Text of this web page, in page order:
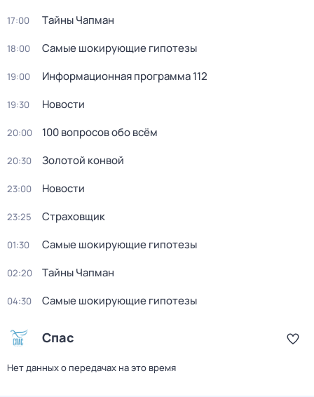
17:00 Тaйны Чапман
18:00 Самые шoкиpующие гипотезы
19:00 Информационная программа 112
19:30 Новости
20:00 100 вопросов обо всём
20:30 Золотой конвой
23:00 Новости
23:25 Страховщик
01:30 Самые шoкиpующие гипотезы
02:20 Тaйны Чапман
04:30 Самые шoкиpующие гипотезы
Спас
Нет данных о передачах на это время